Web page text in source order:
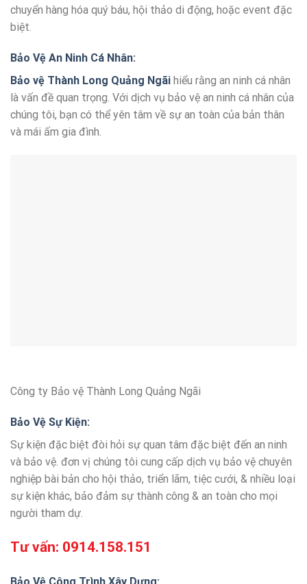
chuyển hàng hóa quý báu, hội thảo di động, hoặc event đặc
biệt.
Bảo Vệ An Ninh Cá Nhân:
Bảo vệ Thành Long Quảng Ngãi hiểu rằng an ninh cá nhân
là vấn đề quan trọng. Với dịch vụ bảo vệ an ninh cá nhân của
chúng tôi, bạn có thể yên tâm về sự an toàn của bản thân
và mái ấm gia đình.
Công ty Bảo vệ Thành Long Quảng Ngãi
Bảo Vệ Sự Kiện:
Sự kiện đặc biệt đòi hỏi sự quan tâm đặc biệt đến an ninh
và bảo vệ. đơn vị chúng tôi cung cấp dịch vụ bảo vệ chuyên
nghiệp bài bản cho hội thảo, triển lãm, tiệc cưới, & nhiều loại
sự kiện khác, bảo đảm sự thành công & an toàn cho mọi
người tham dự.
Tư vấn: 0914.158.151